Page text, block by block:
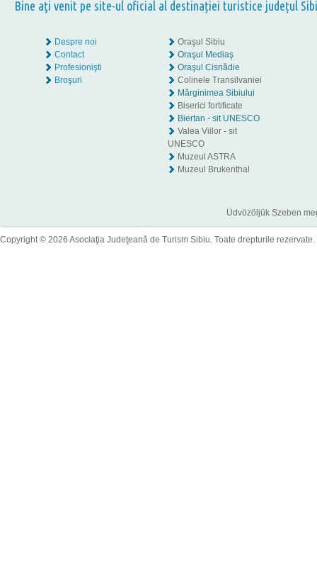
Bine aţi venit pe site-ul oficial al destinației turistice județul
Despre noi
Contact
Profesionişti
Broşuri
Oraşul Sibiu
Oraşul Mediaş
Oraşul Cisnădie
Colinele Transilvaniei
Mărginimea Sibiului
Biserici fortificate
Biertan - sit UNESCO
Valea Viilor - sit
UNESCO
Muzeul ASTRA
Muzeul Brukenthal
Üdvözöljük Szeben
Copyright © 2026 Asociaţia Judeţeană de Turism Sibiu. Toate drepturile rezervate.